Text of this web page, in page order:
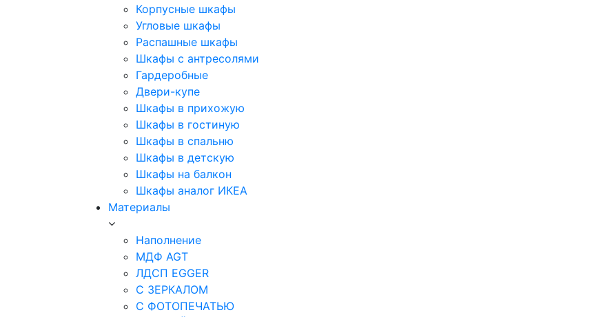
Корпусные шкафы
Угловые шкафы
Распашные шкафы
Шкафы с антресолями
Гардеробные
Двери-купе
Шкафы в прихожую
Шкафы в гостиную
Шкафы в спальню
Шкафы в детскую
Шкафы на балкон
Шкафы аналог ИКЕА
Материалы
Наполнение
МДФ AGT
ЛДСП EGGER
С ЗЕРКАЛОМ
С ФОТОПЕЧАТЬЮ